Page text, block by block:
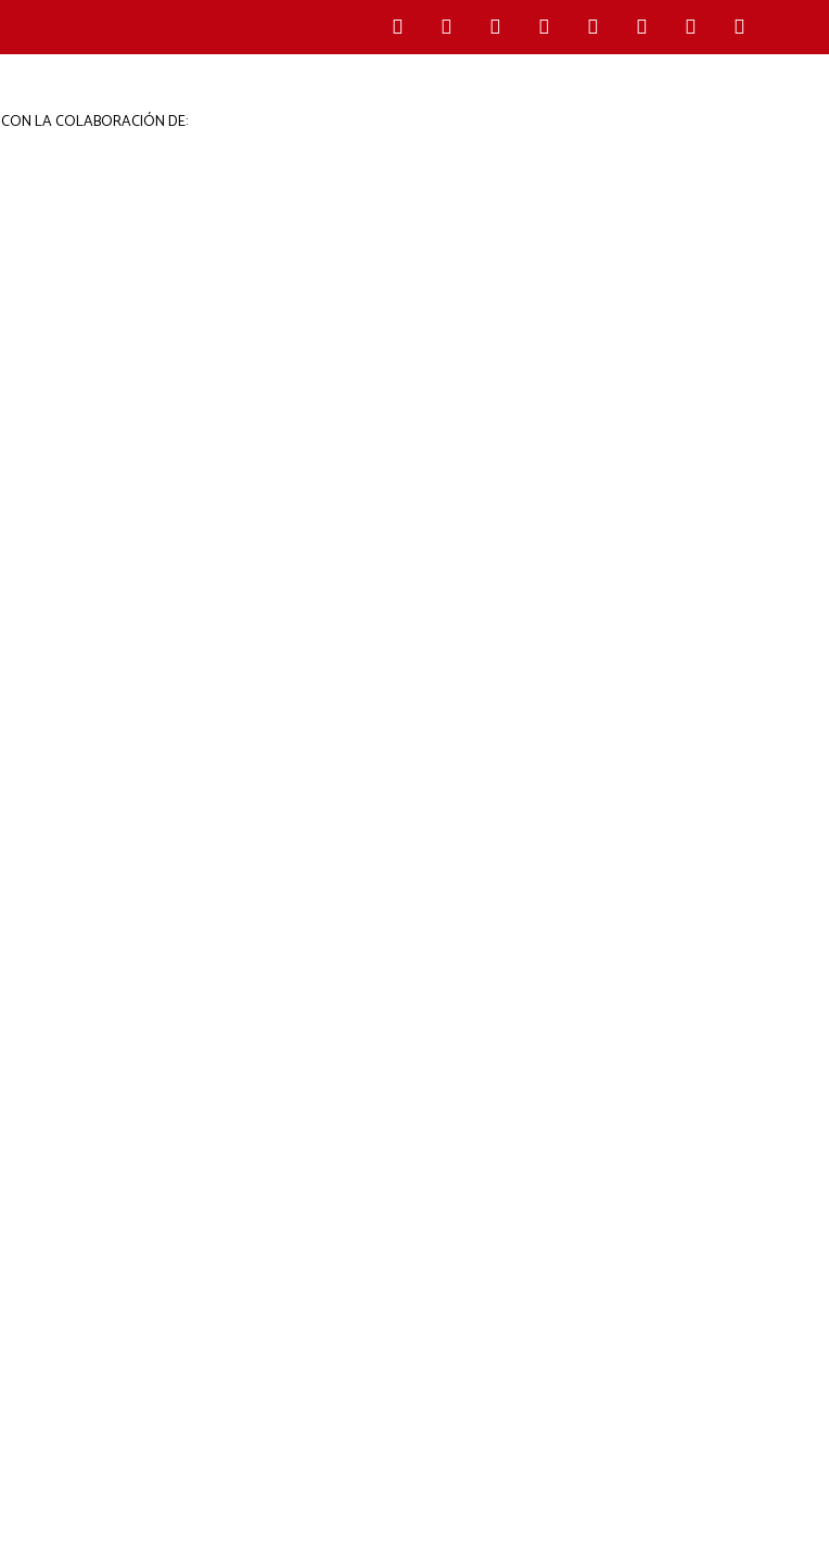
CON LA COLABORACIÓN DE: